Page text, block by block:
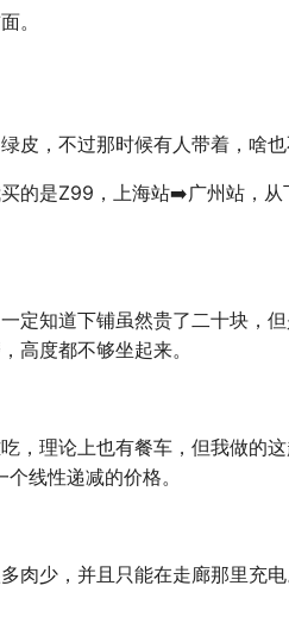
。
皮，不过那时候有人带着，啥也
的是Z99，上海站➡️广州站，
定知道下铺虽然贵了二十块，
高度都不够坐起来。
，理论上也有餐车，但我做的
线性递减的价格。
肉少，并且只能在走廊那里充